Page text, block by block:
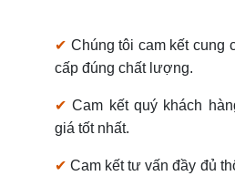
✔ Chúng tôi cam kết cung
cấp đúng chất lượng.
✔Cam kết quý khách
giá tốt nhất.
✔Cam kết tư vấn đầy đủ